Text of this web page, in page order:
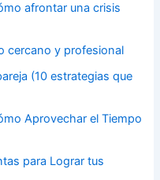
afrontar una crisis
cercano y profesional
(10 estrategias que
Aprovechar el Tiempo
para Lograr tus